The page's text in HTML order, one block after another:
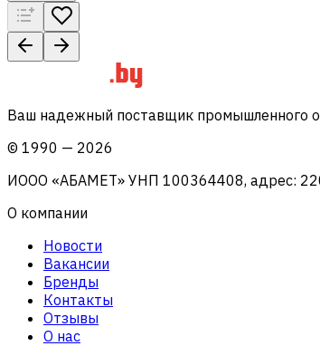
Ваш надежный поставщик промышленного
© 1990 — 2026
ИООО «АБАМЕТ» УНП 100364408, адрес:
О компании
Новости
Вакансии
Бренды
Контакты
Отзывы
О нас